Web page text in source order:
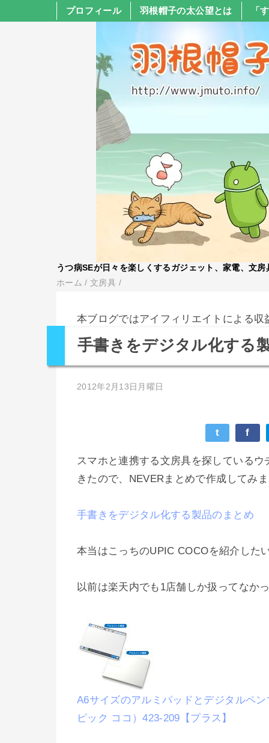
プロフィール 羽根帽子の太公望とは 「
うつ病SEが日々を楽しくするガジェット、家電、文
ホーム /文房具 /
本ブログではアイフィリエイトによる収
手書きをデジタル化する
2012年2月13日月曜日
t f
スマホと連携する文房具を探している
きたので、NEVERまとめで作成してみま
手書きをデジタル化する製品のまとめ
本当はこっちのUPIC COCOを紹介した
以前は楽天内でも1店舗しか扱ってなか
A6サイズのアルミパッドとデジタルペ
ピック ココ）423-209【プラス】